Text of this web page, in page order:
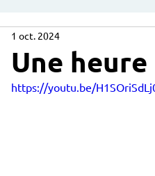
Une
1 oct. 2024
https://youtu.be/